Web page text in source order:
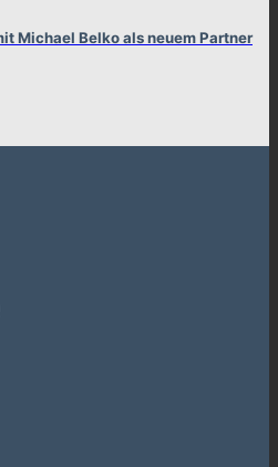
Michael Belko als neuem Partner